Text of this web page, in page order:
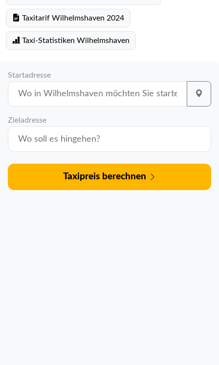
Taxitarif Wilhelmshaven 2024
Taxi-Statistiken Wilhelmshaven
Startadresse
Zieladresse
Taxipreis berechnen